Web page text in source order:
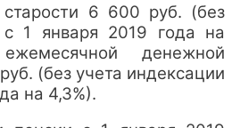
6 600 руб. (без
с 1 января 2019 года на
денежной
(без учета индексации
на 4,3%).